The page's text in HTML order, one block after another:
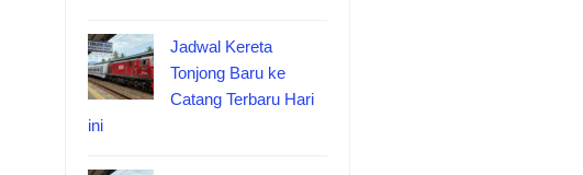
Jadwal Kereta
Tonjong Baru ke
Catang Terbaru Hari
ini